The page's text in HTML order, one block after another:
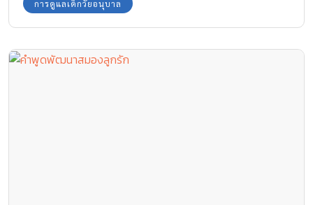
การดูแลเด็กวัยอนุบาล